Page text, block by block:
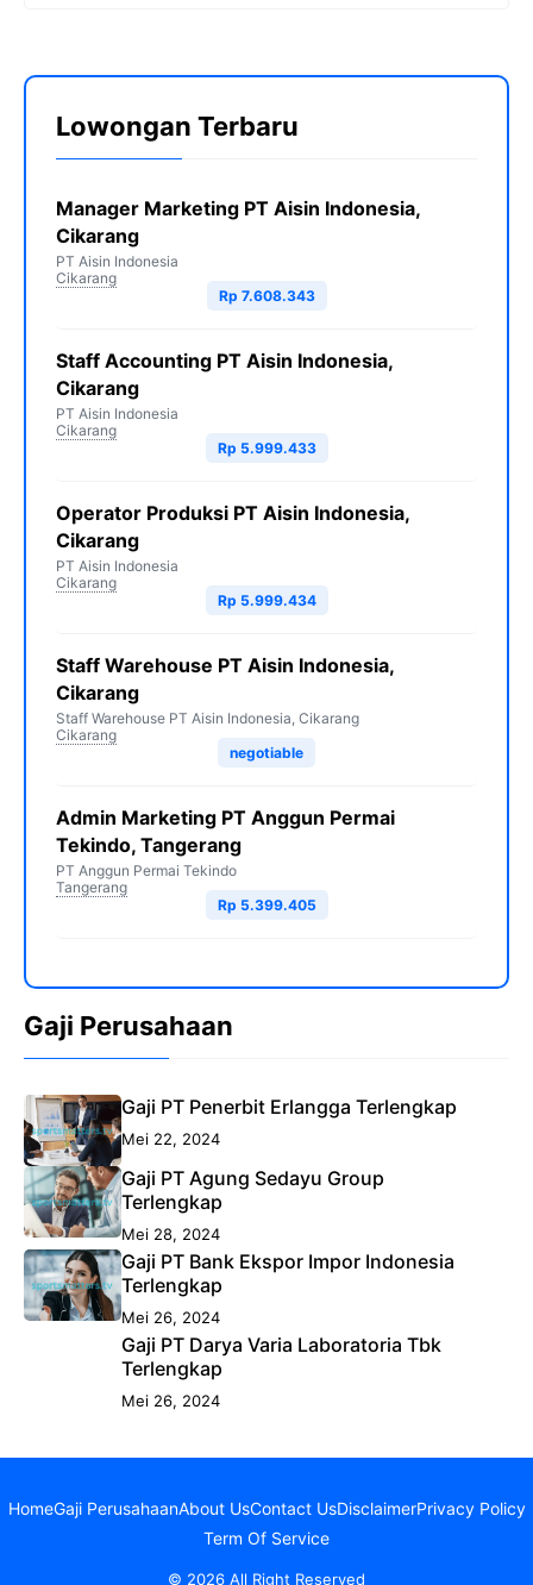
Lowongan Terbaru
Manager Marketing PT Aisin Indonesia,
Cikarang
PT Aisin Indonesia
Cikarang
Rp 7.608.343
Staff Accounting PT Aisin Indonesia,
Cikarang
PT Aisin Indonesia
Cikarang
Rp 5.999.433
Operator Produksi PT Aisin Indonesia,
Cikarang
PT Aisin Indonesia
Cikarang
Rp 5.999.434
Staff Warehouse PT Aisin Indonesia,
Cikarang
Staff Warehouse PT Aisin Indonesia, Cikarang
Cikarang
negotiable
Admin Marketing PT Anggun Permai
Tekindo, Tangerang
PT Anggun Permai Tekindo
Tangerang
Rp 5.399.405
Gaji Perusahaan
Gaji PT Penerbit Erlangga Terlengkap
Mei 22, 2024
Gaji PT Agung Sedayu Group
Terlengkap
Mei 28, 2024
Gaji PT Bank Ekspor Impor Indonesia
Terlengkap
Mei 26, 2024
Gaji PT Darya Varia Laboratoria Tbk
Terlengkap
Mei 26, 2024
HomeGaji PerusahaanAbout UsContact UsDisclaimerPrivacy Policy
Term Of Service
© 2026 All Right Reserved